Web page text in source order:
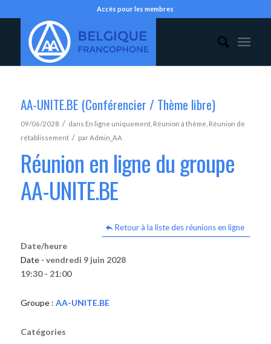
Accès pour les membres
AA-UNITE.BE (Conférencier / Thème libre)
09/06/2028 / dans En ligne uniquement, Réunion à thème Réunion de
rétablissement / parAdmin_AA
Réunion en ligne du groupe
AA-UNITE.BE
Retour à la liste des réunions en ligne
Date/heure
Date - vendredi 9 juin 2028
19:30 - 21:00
Groupe : AA-UNITE.BE
Catégories